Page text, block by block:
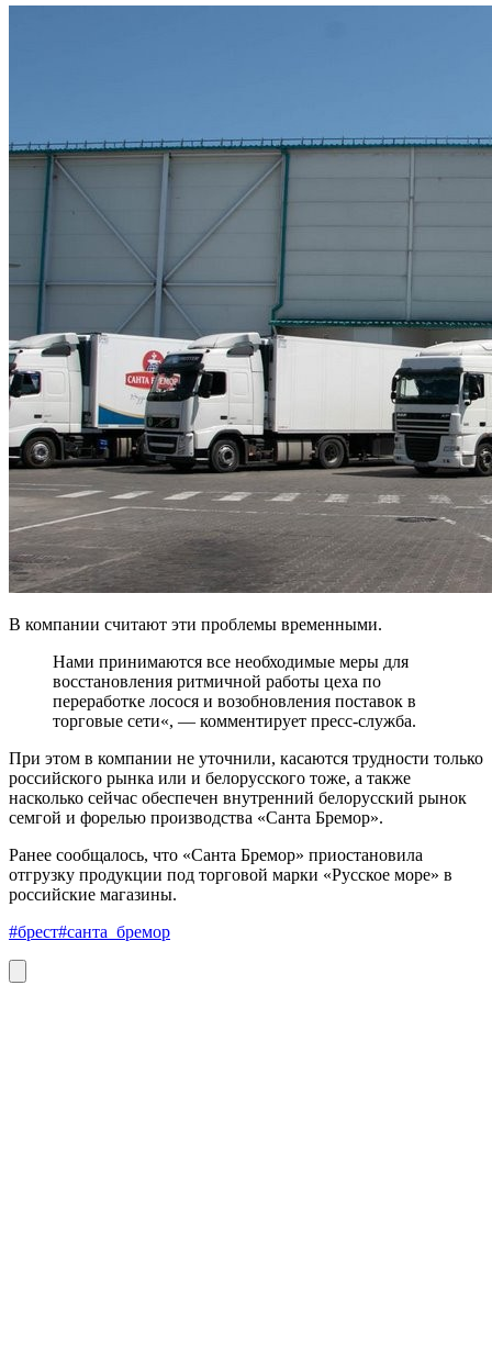
В компании считают эти проблемы временными.
Нами принимаются все необходимые меры для
восстановления ритмичной работы цеха по
переработке лосося и возобновления поставок в
торговые сети«, — комментирует пресс-служба.
При этом в компании не уточнили, касаются трудности только
российского рынка или и белорусского тоже, а также
насколько сейчас обеспечен внутренний белорусский рынок
семгой и форелью производства «Санта Бремор».
Ранее сообщалось, что «Санта Бремор» приостановила
отгрузку продукции под торговой марки «Русское море» в
российские магазины.
#брест#санта_бремор